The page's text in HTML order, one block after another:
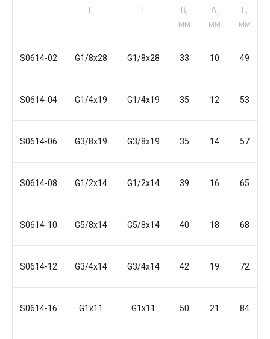
Е F
B,
мм
A,
мм
L,
мм
S0614-02 G1/8x28 G1/8x28 33 10 49
S0614-04 G1/4x19 G1/4x19 35 12 53
S0614-06 G3/8x19 G3/8x19 35 14 57
S0614-08 G1/2x14 G1/2x14 39 16 65
S0614-10 G5/8x14 G5/8x14 40 18 68
S0614-12 G3/4x14 G3/4x14 42 19 72
S0614-16 G1x11 G1x11 50 21 84